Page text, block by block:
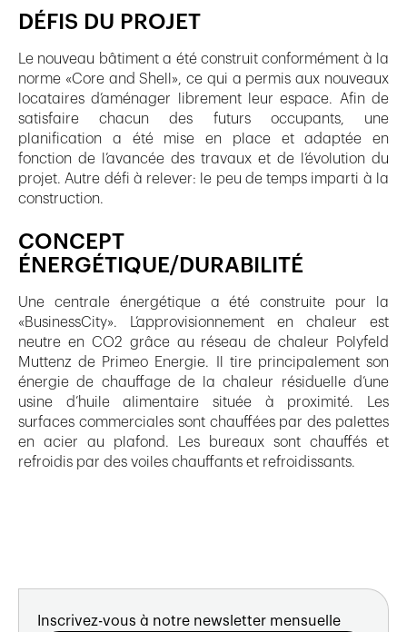
DÉFIS DU PROJET
Le nouveau bâtiment a été construit conformément à la
norme «Core and Shell», ce qui a permis aux nouveaux
locataires d’aménager librement leur espace. Afin de
satisfaire chacun des futurs occupants, une
planification a été mise en place et adaptée en
fonction de l’avancée des travaux et de l’évolution du
projet. Autre défi à relever: le peu de temps imparti à la
construction.
CONCEPT
ÉNERGÉTIQUE/DURABILITÉ
Une centrale énergétique a été construite pour la
«BusinessCity». L’approvisionnement en chaleur est
neutre en CO2 grâce au réseau de chaleur Polyfeld
Muttenz de Primeo Energie. Il tire principalement son
énergie de chauffage de la chaleur résiduelle d’une
usine d’huile alimentaire située à proximité. Les
surfaces commerciales sont chauffées par des palettes
en acier au plafond. Les bureaux sont chauffés et
refroidis par des voiles chauffants et refroidissants.
Inscrivez-vous à notre newsletter mensuelle